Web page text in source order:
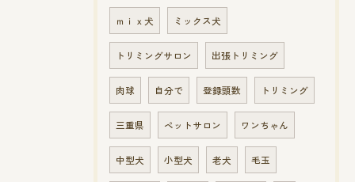
ｍｉｘ犬 ミックス犬
トリミングサロン 出張トリミング
肉球 自分で 登録頭数 トリミング
三重県 ペットサロン ワンちゃん
中型犬 小型犬 老犬 毛玉